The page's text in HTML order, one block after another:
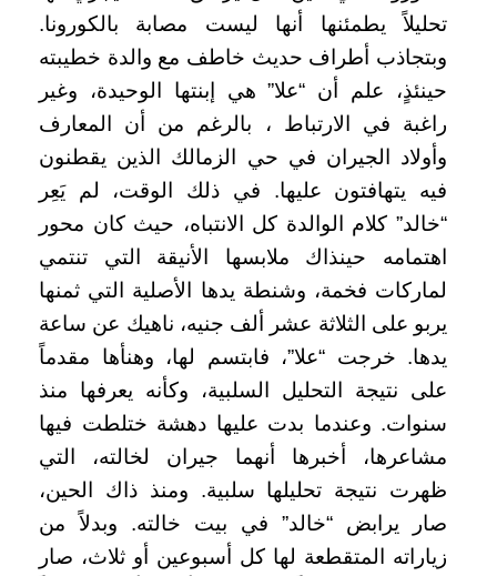
تحليلاً يطمئنها أنها ليست مصابة بالكورونا.
وبتجاذب أطراف حديث خاطف مع والدة خطيبته
حينئذٍ، علم أن “علا” هي إبنتها الوحيدة، وغير
راغبة في الارتباط ، بالرغم من أن المعارف
وأولاد الجيران في حي الزمالك الذين يقطنون
فيه يتهافتون عليها. في ذلك الوقت، لم يَعِر
“خالد” كلام الوالدة كل الانتباه، حيث كان محور
اهتمامه حينذاك ملابسها الأنيقة التي تنتمي
لماركات فخمة، وشنطة يدها الأصلية التي ثمنها
يربو على الثلاثة عشر ألف جنيه، ناهيك عن ساعة
يدها. خرجت “علا”، فابتسم لها، وهنأها مقدماً
على نتيجة التحليل السلبية، وكأنه يعرفها منذ
سنوات. وعندما بدت عليها دهشة ختلطت فيها
مشاعرها، أخبرها أنهما جيران لخالته، التي
ظهرت نتيجة تحليلها سلبية. ومنذ ذاك الحين،
صار يرابض “خالد” في بيت خالته. وبدلاً من
زياراته المتقطعة لها كل أسبوعين أو ثلاث، صار